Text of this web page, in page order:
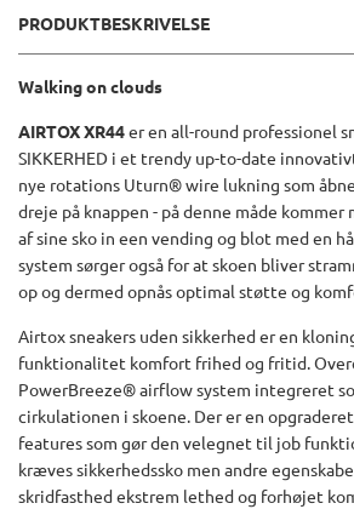
PRODUKTBESKRIVELSE
Walking on clouds
AIRTOX XR44er en all-round professionel
SIKKERHED i et trendy up-to-date
nye rotations Uturn® wire lukning som
dreje på knappen - på denne måde
af sine sko in een vending og blot med en
system sørger også for at skoen bliver
op og dermed opnås optimal støtte og
Airtox sneakers uden sikkerhed er en
funktionalitet komfort frihed og fritid.
PowerBreeze® airflow system integreret
cirkulationen i skoene. Der er en
features som gør den velegnet til job
kræves sikkerhedssko men andre
skridfasthed ekstrem lethed og forhøjet